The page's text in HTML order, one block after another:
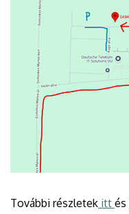
További részletek itt és